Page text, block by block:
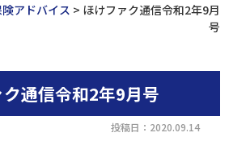
アドバイス > ほけファク通信令和2年9月
号
通信令和2年9月号
投稿日：2020.09.14